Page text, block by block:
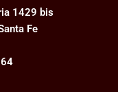
1429 bis
Fe